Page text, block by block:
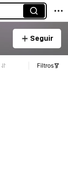
Seguir
Filtros